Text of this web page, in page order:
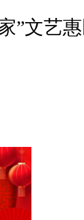
”文艺